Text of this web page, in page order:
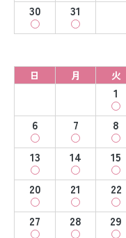
30
31
日 月 火
1
6
7 8
13
14 15
20
21 22
27
28 29